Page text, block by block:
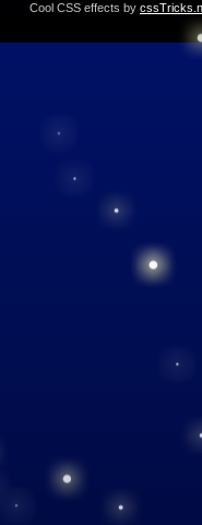
Cool CSS effects by